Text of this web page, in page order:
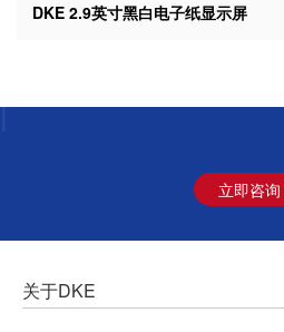
DKE 2.9英寸黑白电子纸显示屏
电子纸
立即咨询
关于DKE